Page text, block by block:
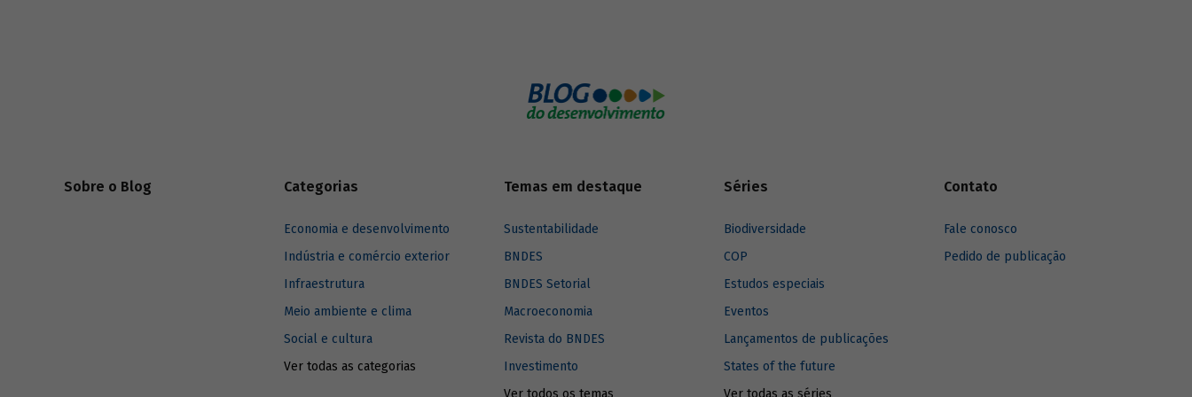
Sobre o Blog Categorias
Economia e desenvolvimento
Indústria e comércio exterior
Infraestrutura
Meio ambiente e clima
Social e cultura
Ver todas as categorias
Temas em destaque
Sustentabilidade
BNDES
BNDES Setorial
Macroeconomia
Revista do BNDES
Investimento
Séries
Biodiversidade
COP
Estudos especiais
Eventos
Lançamentos de publicações
States of the future
Contato
Fale conosco
Pedido de publicação